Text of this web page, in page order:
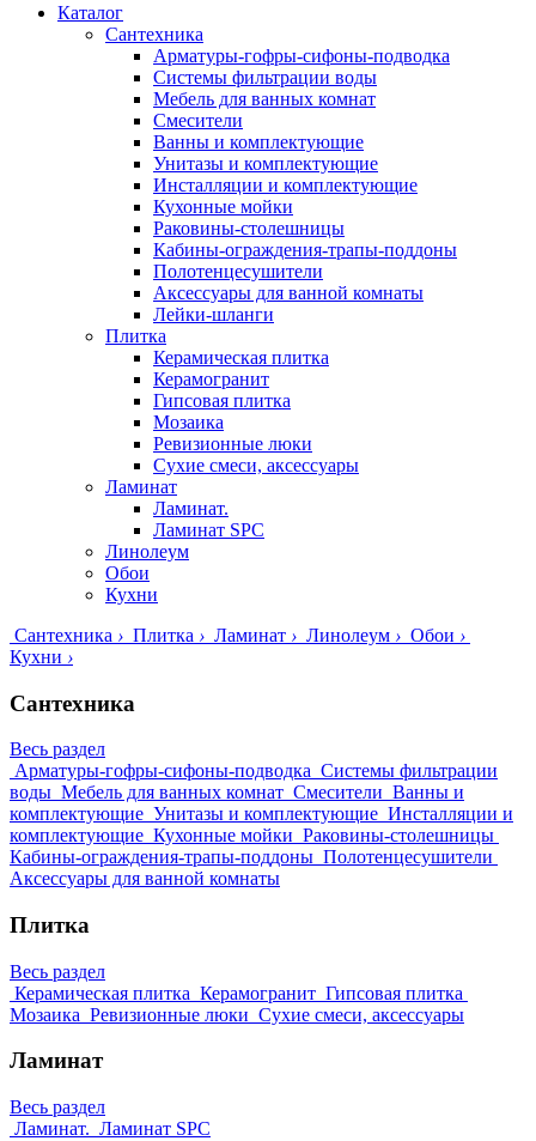
Каталог
Сантехника
Арматуры-гофры-сифоны-подводка
Системы фильтрации воды
Мебель для ванных комнат
Смесители
Ванны и комплектующие
Унитазы и комплектующие
Инсталляции и комплектующие
Кухонные мойки
Раковины-столешницы
Кабины-ограждения-трапы-поддоны
Полотенцесушители
Аксессуары для ванной комнаты
Лейки-шланги
Плитка
Керамическая плитка
Керамогранит
Гипсовая плитка
Мозаика
Ревизионные люки
Сухие смеси, аксессуары
Ламинат
Ламинат.
Ламинат SPC
Линолеум
Обои
Кухни
Сантехника › Плитка › Ламинат › Линолеум › Обои ›
Кухни ›
Сантехника
Весь раздел
Арматуры-гофры-сифоны-подводка Системы фильтрации
воды Мебель для ванных комнат Смесители Ванны и
комплектующие Унитазы и комплектующие Инсталляции и
комплектующие Кухонные мойки Раковины-столешницы
Кабины-ограждения-трапы-поддоны Полотенцесушители
Аксессуары для ванной комнаты
Плитка
Весь раздел
Керамическая плитка Керамогранит Гипсовая плитка
Мозаика Ревизионные люки Сухие смеси, аксессуары
Ламинат
Весь раздел
Ламинат. Ламинат SPC